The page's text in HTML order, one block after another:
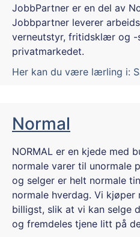
JobbPartner er en del av
Jobbpartner leverer
verneutstyr, fritidsklær og
privatmarkedet.
Her kan du være lærling i:
Normal
NORMAL er en kjede med
normale varer til unormale
og selger er helt normale
normale hverdag. Vi kjøper
billigst, slik at vi kan selge
og fremdeles tjene litt på